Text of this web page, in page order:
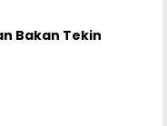
Bakan Tekin